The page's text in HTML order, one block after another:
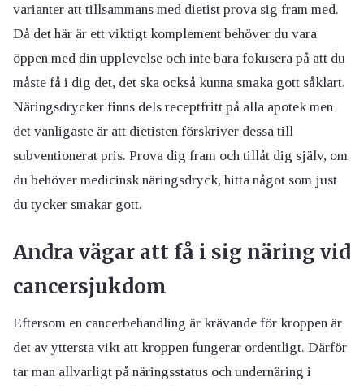
varianter att tillsammans med dietist prova sig fram med.
Då det här är ett viktigt komplement behöver du vara
öppen med din upplevelse och inte bara fokusera på att du
måste få i dig det, det ska också kunna smaka gott såklart.
Näringsdrycker finns dels receptfritt på alla apotek men
det vanligaste är att dietisten förskriver dessa till
subventionerat pris. Prova dig fram och tillåt dig själv, om
du behöver medicinsk näringsdryck, hitta något som just
du tycker smakar gott.
Andra vägar att få i sig näring vid
cancersjukdom
Eftersom en cancerbehandling är krävande för kroppen är
det av yttersta vikt att kroppen fungerar ordentligt. Därför
tar man allvarligt på näringsstatus och undernäring i